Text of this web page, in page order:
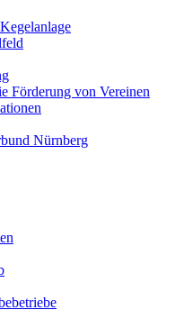
Förderung von Vereinen
Nürnberg